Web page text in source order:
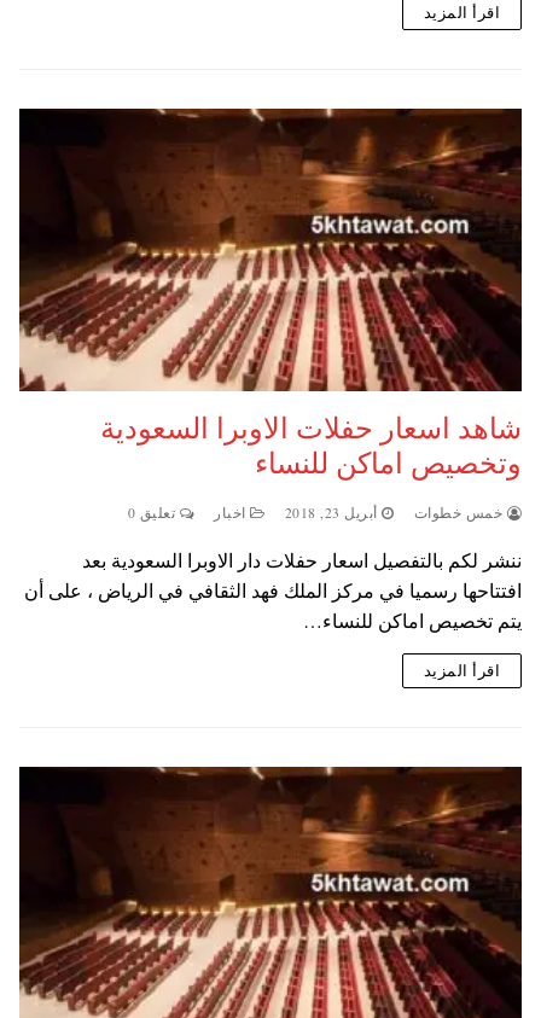
اقرأ المزيد
شاهد اسعار حفلات الاوبرا السعودية
وتخصيص اماكن للنساء
خمس خطوات أبريل 23, 2018 اخبار تعليق 0
ننشر لكم بالتفصيل اسعار حفلات دار الاوبرا السعودية بعد
افتتاحها رسميا في مركز الملك فهد الثقافي في الرياض ، على أن
يتم تخصيص اماكن للنساء…
اقرأ المزيد